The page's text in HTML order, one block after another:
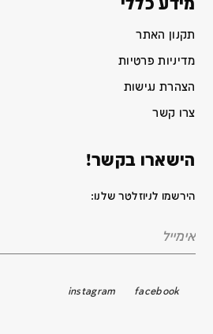
מידע כללי
תקנון האתר
מדיניות פרטיות
הצהרת נגישות
צרו קשר
הישארו בקשר!
הירשמו לניוזלטר שלנו:
facebook
instagram